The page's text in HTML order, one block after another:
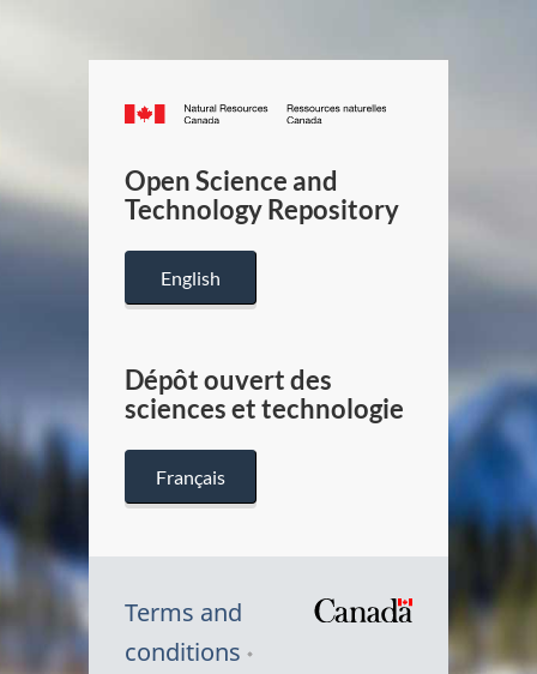
Canada.ca
/
Canada
Open Science and
Technology Repository
English
Dépôt ouvert des
sciences et technologie
Français
Terms and
conditions
Symbole